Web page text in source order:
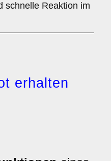
schnelle Reaktion im
erhalten